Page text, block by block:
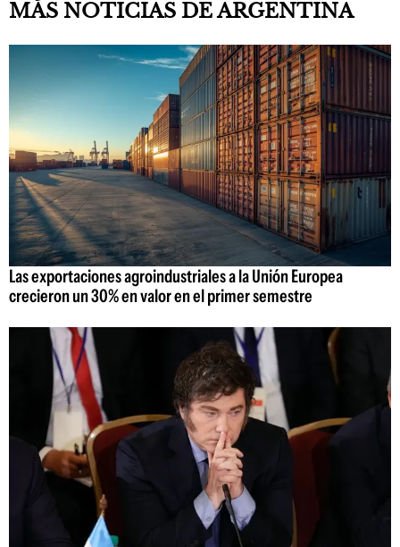
MÁS NOTICIAS DE ARGENTINA
Las exportaciones agroindustriales a la Unión Europea
crecieron un 30% en valor en el primer semestre